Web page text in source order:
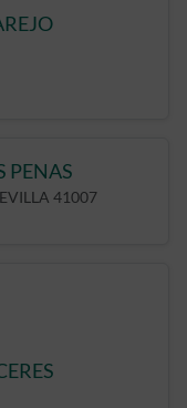
PENAS
41007